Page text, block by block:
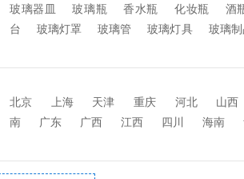
玻璃器皿 玻璃瓶 香水瓶 化妆瓶
酒
台
玻璃灯罩 玻璃管 玻璃灯具
玻璃
缸
相框玻璃 玻璃调料瓶 包装托盘 其
北京 上海 天津 重庆 河北
山西
南
广东 广西 江西 四川 海南